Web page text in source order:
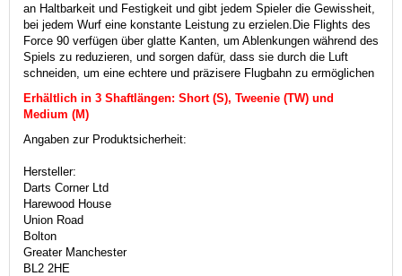
an Haltbarkeit und Festigkeit und gibt jedem Spieler die Gewissheit,
bei jedem Wurf eine konstante Leistung zu erzielen. Die Flights des
Force 90 verfügen über glatte Kanten, um Ablenkungen während des
Spiels zu reduzieren, und sorgen dafür, dass sie durch die Luft
schneiden, um eine echtere und präzisere Flugbahn zu ermöglichen
Erhältlich in 3 Shaftlängen: Short (S), Tweenie (TW) und
Medium (M)
Angaben zur Produktsicherheit:
Hersteller:
Darts Corner Ltd
Harewood House
Union Road
Bolton
Greater Manchester
BL2 2HE